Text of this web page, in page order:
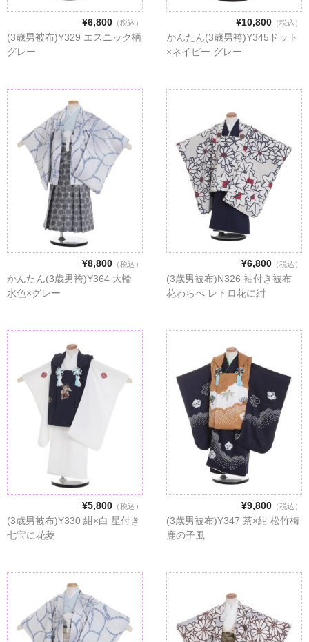
¥6,800（税込）
(3歳男被布)Y329 エスニック柄
グレー
¥10,800（税込）
かんたん(3歳男袴)Y345ドット
×ネイビー グレー
¥8,800（税込）
かんたん(3歳男袴)Y364 大輪
水色×グレー
¥6,800（税込）
(3歳男被布)N326 袖付き被布
花わらべ レトロ花に紺
¥5,800（税込）
(3歳男被布)Y330 紺×白 星付き
七宝に花菱
¥9,800（税込）
(3歳男被布)Y347 茶×紺 松竹梅
鹿の子風